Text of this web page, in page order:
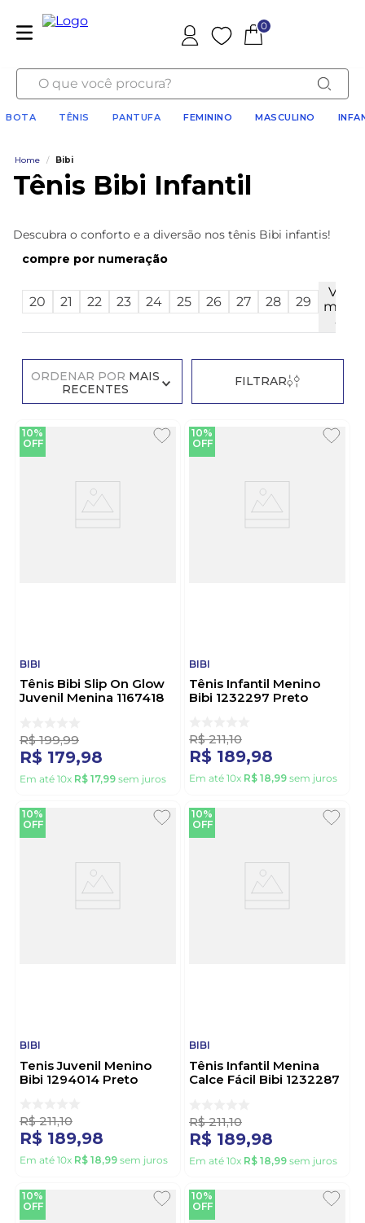
Favoritos
0
O que você procura?
BOTA TÊNIS PANTUFA FEMININO MASCULINO
Home / Bibi
Tênis Bibi Infantil
Descubra o conforto e a diversão nos tênis Bibi infantis!
numeração
20 21 22 23 24 25 26 27 28 29
Ver
mais
8
ORDENAR POR MAIS
RECENTES
FILTRAR
10%
OFF
BIBI
Tênis Bibi Slip On Glow
Juvenil Menina 1167418
R$ 199,99
R$ 179,98
Em até 10x R$ 17,99 sem juros
10%
OFF
BIBI
Tênis Infantil Menino
Bibi 1232297 Preto
R$ 211,10
R$ 189,98
Em até 10x R$ 18,99 sem juros
10%
OFF
BIBI
Tenis Juvenil Menino
Bibi 1294014 Preto
R$ 211,10
R$ 189,98
Em até 10x R$ 18,99 sem juros
10%
OFF
BIBI
Tênis Infantil Menina
Calce Fácil Bibi 1232287
R$ 211,10
R$ 189,98
Em até 10x R$ 18,99 sem juros
10%
OFF
10%
OFF